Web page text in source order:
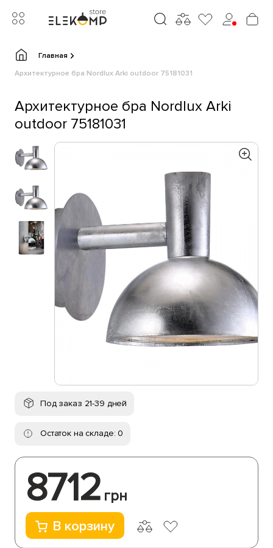
Главная
Архитектурное бра Nordlux Arki outdoor 75181031
Архитектурное бра Nordlux Arki
outdoor 75181031
Под заказ 21-39 дней
Остаток на складе: 0
8712 грн
В корзину